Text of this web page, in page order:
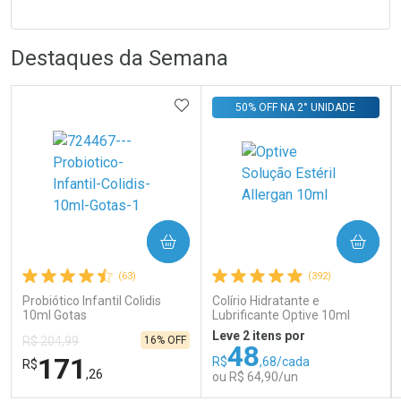
Laboratório
Ativar Desconto
Comprar sem Desconto
Comprar sem Desconto
Destaques da Semana
(63)
Probiótico Infantil Colidis
10ml Gotas
R$ 204,99
R$171 ,26
16% OFF
ADICIONAR AOS FAVORITOS
COMPRAR
(392)
Colírio Hidratante e
Lubrificante Optive 10ml
50% OFF NA 2° UNIDADE
Leve 2 itens por
R$48,68/cada
ou R$ 64,90/un
COMPRAR